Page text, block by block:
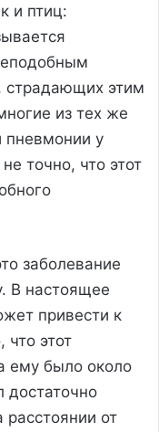
и птиц:
страдающих этим
из тех же
пневмонии у
точно, что этот
заболевание
В настоящее
привести к
что этот
ему было около
достаточно
от